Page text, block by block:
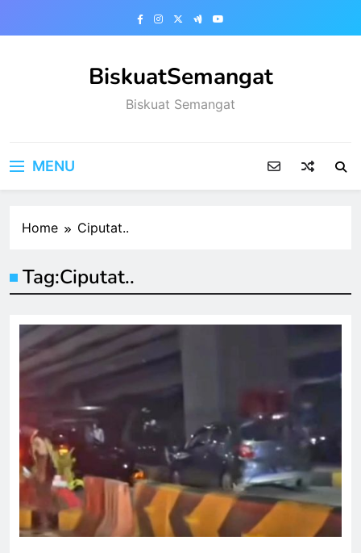
BiskuatSemangat
Biskuat Semangat
MENU
Home Ciputat..
Tag:Ciputat..